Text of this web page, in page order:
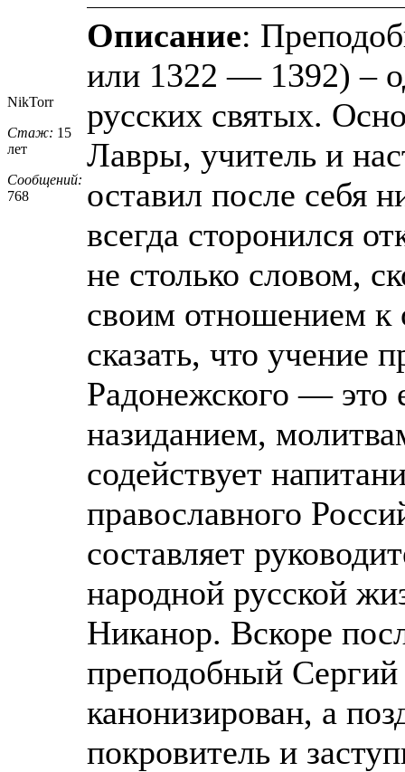
NikTorr
Стаж: 15
лет
Сообщений:
768
Описание:
или 1322 — 1392) –
русских святых.
Лавры, учитель и
оставил после себя
всегда сторонился
не столько словом,
своим отношением
сказать, что учение
Радонежского — это
назиданием,
содействует
православного
составляет
народной русской
Никанор. Вскоре
преподобный
канонизирован, а
покровитель и